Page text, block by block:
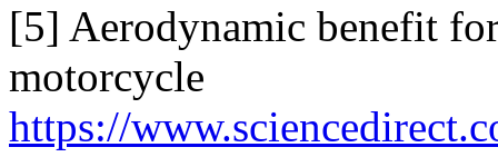
[5] Aerodynamic benefit
motorcycle
https://